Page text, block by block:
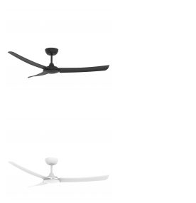
chất liệu thân thiện với môi trường,